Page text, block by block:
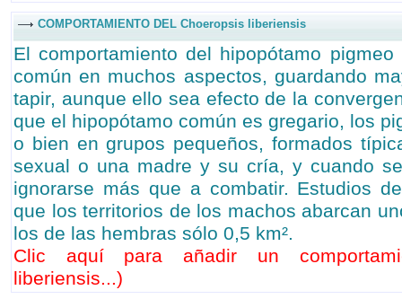
COMPORTAMIENTO DEL Choeropsis liberiensis
El comportamiento del hipopótamo
común en muchos aspectos, guardando
tapir, aunque ello sea efecto de la
que el hipopótamo común es gregario, los
o bien en grupos pequeños, formados
sexual o una madre y su cría, y cuando
ignorarse más que a combatir. Estudios
que los territorios de los machos abarcan
los de las hembras sólo 0,5 km².
Clic aquí para añadir un
liberiensis...)